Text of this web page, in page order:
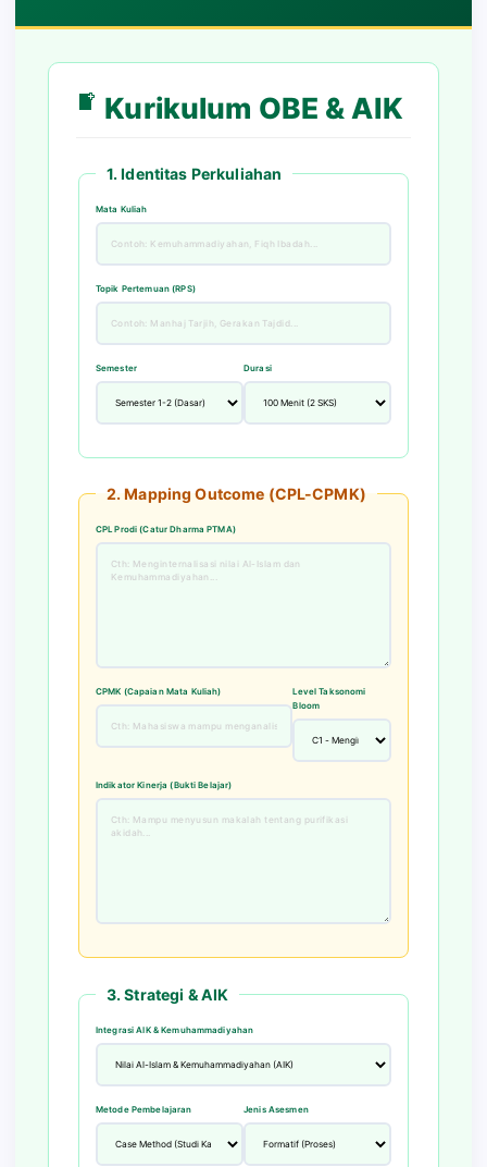
Kurikulum OBE & AIK
1. Identitas Perkuliahan
Mata Kuliah
Topik Pertemuan (RPS)
Semester Durasi
2. Mapping Outcome (CPL-CPMK)
CPL Prodi (Catur Dharma PTMA)
CPMK (Capaian Mata Kuliah)
Level Taksonomi
Bloom
Indikator Kinerja (Bukti Belajar)
3. Strategi & AIK
Integrasi AIK & Kemuhammadiyahan
Metode Pembelajaran Jenis Asesmen